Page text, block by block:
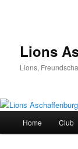
Lions
Lions,
Home Club